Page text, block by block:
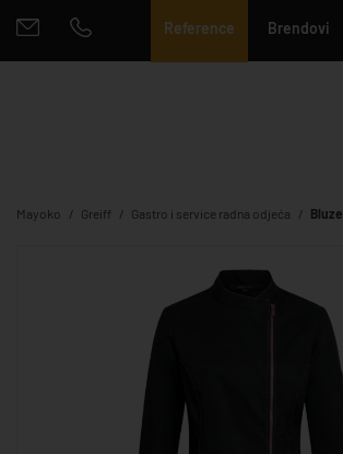
Reference Brendovi
Mayoko Greiff Gastro i service radna odjeća Bluze